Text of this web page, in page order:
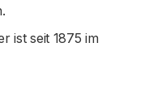
ist seit 1875 im